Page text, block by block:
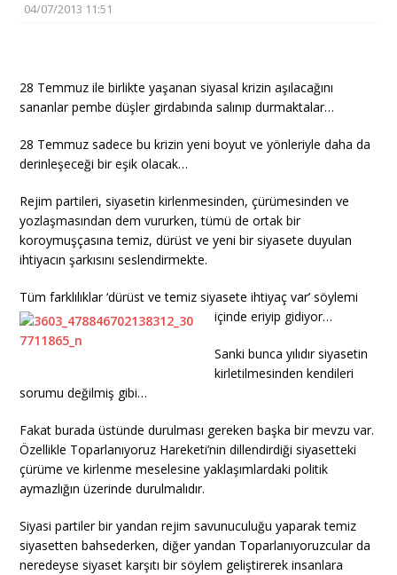
04/07/2013 11:51
28 Temmuz ile birlikte yaşanan siyasal krizin aşılacağını
sananlar pembe düşler girdabında salınıp durmaktalar…
28 Temmuz sadece bu krizin yeni boyut ve yönleriyle daha da
derinleşeceği bir eşik olacak…
Rejim partileri, siyasetin kirlenmesinden, çürümesinden ve
yozlaşmasından dem vururken, tümü de ortak bir
koroymuşçasına temiz, dürüst ve yeni bir siyasete duyulan
ihtiyacın şarkısını seslendirmekte.
Tüm farklılıklar ‘dürüst ve temiz siyasete ihtiyaç var’ söylemi
içinde eriyip gidiyor…
Sanki bunca yılıdır siyasetin
kirletilmesinden kendileri
sorumu değilmiş gibi…
Fakat burada üstünde durulması gereken başka bir mevzu var.
Özellikle Toparlanıyoruz Hareketi’nin dillendirdiği siyasetteki
çürüme ve kirlenme meselesine yaklaşımlardaki politik
aymazlığın üzerinde durulmalıdır.
Siyasi partiler bir yandan rejim savunuculuğu yaparak temiz
siyasetten bahsederken, diğer yandan Toparlanıyoruzcular da
neredeyse siyaset karşıtı bir söylem geliştirerek insanlara